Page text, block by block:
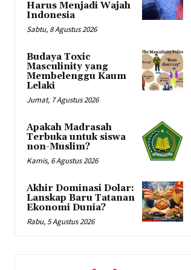
Harus Menjadi Wajah
Indonesia
Sabtu, 8 Agustus 2026
Budaya Toxic
Masculinity yang
Membelenggu Kaum
Lelaki
Jumat, 7 Agustus 2026
Apakah Madrasah
Terbuka untuk siswa
non-Muslim?
Kamis, 6 Agustus 2026
Akhir Dominasi Dolar:
Lanskap Baru Tatanan
Ekonomi Dunia?
Rabu, 5 Agustus 2026